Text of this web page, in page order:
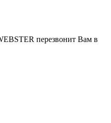
перезвонит Вам в